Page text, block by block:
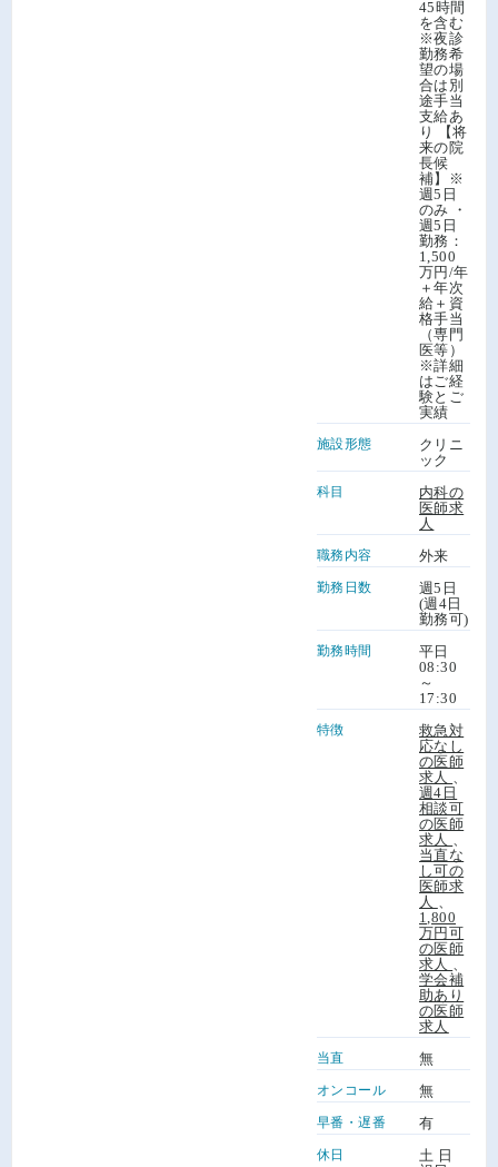
45時間
を含む
※夜診
勤務希
望の場
合は別
途手当
支給あ
り 【将
来の院
長候
補】※
週5日
のみ ・
週5日
勤務：
1,500
万円/年
＋年次
給＋資
格手当
（専門
医等）
※詳細
はご経
験とご
実績
施設形態
クリニ
ック
科目
内科の
医師求
人
職務内容 外来
勤務日数
週5日
(週4日
勤務可)
勤務時間
平日
08:30
～
17:30
特徴
救急対
応なし
の医師
求人
週4日
相談可
の医師
求人
当直な
し可の
医師求
人
1,800
万円可
の医師
求人
学会補
助あり
の医師
求人
当直 無
オンコール 無
早番・遅番 有
休日
土 日